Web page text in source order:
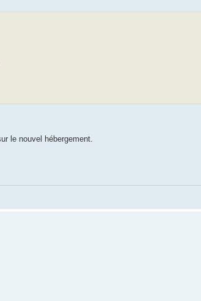
le nouvel hébergement.